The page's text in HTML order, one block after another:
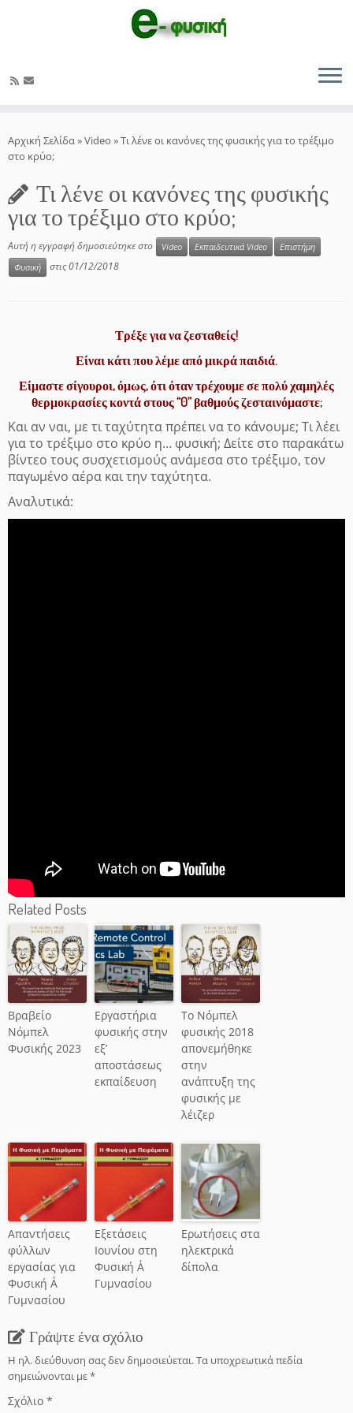
στο
περιεχόμενο
Αρχική Σελίδα»Video »Τι λένε οι κανόνες της φυσικής για το τρέξιμο
στο κρύο;
Τι λένε οι κανόνες της φυσικής
για το τρέξιμο στο κρύο;
Αυτή η εγγραφή δημοσιεύτηκε στο Video Εκπαιδευτικά Video
Επιστήμη
Φυσική
στις01/12/2018
Τρέξε για να ζεσταθείς!
Είναι κάτι που λέμε από μικρά παιδιά.
Είμαστε σίγουροι, όμως, ότι όταν τρέχουμε σε πολύ χαμηλές
θερμοκρασίες κοντά στους “0” βαθμούς ζεσταινόμαστε;
Και αν ναι, με τι ταχύτητα πρέπει να το κάνουμε; Τι λέει
για το τρέξιμο στο κρύο η… φυσική; Δείτε στο παρακάτω
βίντεο τους συσχετισμούς ανάμεσα στο τρέξιμο, τον
παγωμένο αέρα και την ταχύτητα.
Αναλυτικά:
Related Posts
Βραβείο
Νόμπελ
Φυσικής 2023
Eργαστήρια
φυσικής στην
εξ’
αποστάσεως
εκπαίδευση
Το Νόμπελ
φυσικής 2018
απονεμήθηκε
στην
ανάπτυξη της
φυσικής με
λέιζερ
Απαντήσεις
φύλλων
εργασίας για
Φυσική Α΄
Γυμνασίου
Εξετάσεις
Ιουνίου στη
Φυσική Α΄
Γυμνασίου
Ερωτήσεις στα
ηλεκτρικά
δίπολα
Γράψτε ένα σχόλιο
Η ηλ. διεύθυνση σας δεν δημοσιεύεται.Τα υποχρεωτικά πεδία
σημειώνονται με*
Σχόλιο *